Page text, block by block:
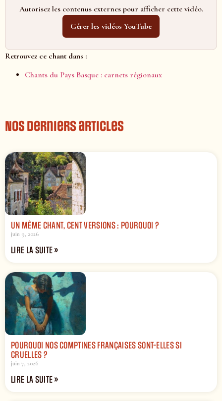
Autorisez les contenus externes pour afficher cette vidéo.
Gérer les vidéos YouTube
Retrouvez ce chant dans :
Chants du Pays Basque : carnets régionaux
Nos derniers articles
UN MÊME CHANT, CENT VERSIONS : POURQUOI ?
juin 9, 2026
LIRE LA SUITE »
POURQUOI NOS COMPTINES FRANÇAISES SONT-ELLES SI
CRUELLES ?
juin 7, 2026
LIRE LA SUITE »